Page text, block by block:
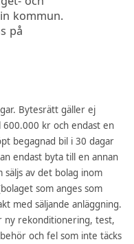
kommun.
på
Bytesrätt gäller ej
600.000 kr och endast en
begagnad bil i 30 dagar
endast byta till en annan
säljs av det bolag inom
som anges som
med säljande anläggning.
ny rekonditionering, test,
och fel som inte täcks